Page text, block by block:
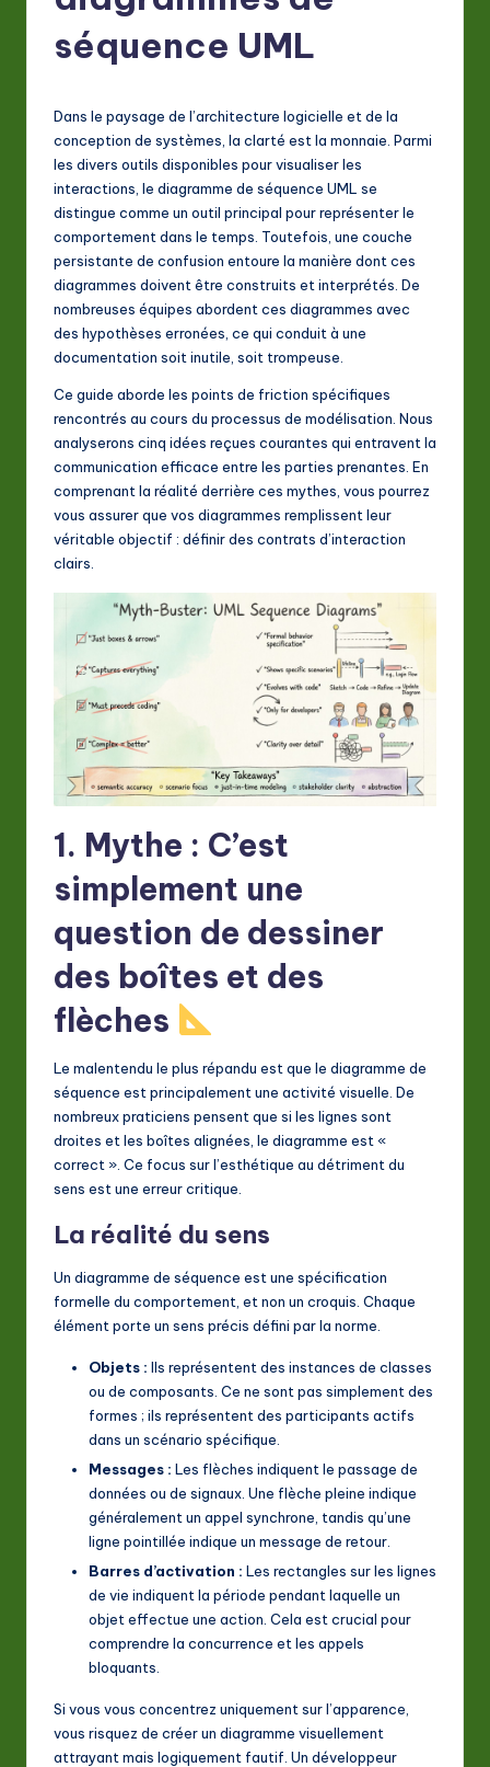
L
in
A
o
séquence UML
Dans le paysage de l’architecture logicielle et de la
conception de systèmes, la clarté est la monnaie. Parmi
les divers outils disponibles pour visualiser les
interactions, le diagramme de séquence UML se
distingue comme un outil principal pour représenter le
comportement dans le temps. Toutefois, une couche
persistante de confusion entoure la manière dont ces
diagrammes doivent être construits et interprétés. De
nombreuses équipes abordent ces diagrammes avec
des hypothèses erronées, ce qui conduit à une
documentation soit inutile, soit trompeuse.
Ce guide aborde les points de friction spécifiques
rencontrés au cours du processus de modélisation. Nous
analyserons cinq idées reçues courantes qui entravent la
communication efficace entre les parties prenantes. En
comprenant la réalité derrière ces mythes, vous pourrez
vous assurer que vos diagrammes remplissent leur
véritable objectif : définir des contrats d’interaction
clairs.
1. Mythe : C’est
simplement une
question de dessiner
des boîtes et des
flèches
Le malentendu le plus répandu est que le diagramme de
séquence est principalement une activité visuelle. De
nombreux praticiens pensent que si les lignes sont
droites et les boîtes alignées, le diagramme est «
correct ». Ce focus sur l’esthétique au détriment du
sens est une erreur critique.
La réalité du sens
Un diagramme de séquence est une spécification
formelle du comportement, et non un croquis. Chaque
élément porte un sens précis défini par la norme.
Objets : Ils représentent des instances de classes
ou de composants. Ce ne sont pas simplement des
formes ; ils représentent des participants actifs
dans un scénario spécifique.
Messages : Les flèches indiquent le passage de
données ou de signaux. Une flèche pleine indique
généralement un appel synchrone, tandis qu’une
ligne pointillée indique un message de retour.
Barres d’activation : Les rectangles sur les lignes
de vie indiquent la période pendant laquelle un
objet effectue une action. Cela est crucial pour
comprendre la concurrence et les appels
bloquants.
Si vous vous concentrez uniquement sur l’apparence,
vous risquez de créer un diagramme visuellement
attrayant mais logiquement fautif. Un développeur